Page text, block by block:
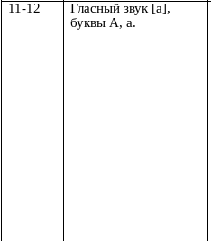
11-12
Гласный звук [а],
буквы А, а.